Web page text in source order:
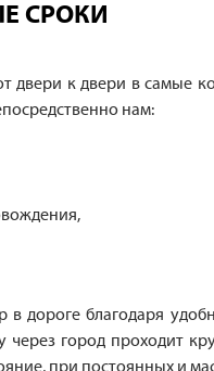
СРОКИ
двери к двери в самые
нам:
в дороге благодаря
город проходит
при постоянных и